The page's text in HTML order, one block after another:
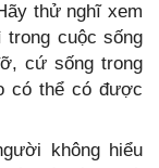
thử nghĩ xem
trong cuộc sống
cứ sống trong
có thể có được
không hiểu